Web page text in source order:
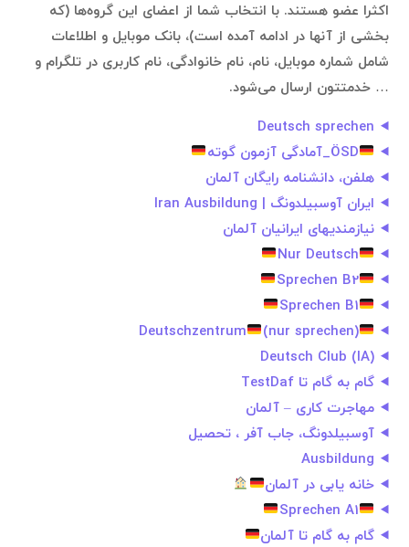
اکثرا عضو هستند. با انتخاب شما از اعضای این گروه‌ها (که
بخشی از آنها در ادامه آمده است)، بانک موبایل و اطلاعات
شامل شماره موبایل، نام، نام خانوادگی، نام کاربری در تلگرام و
… خدمتتون ارسال می‌شود.
Deutsch sprechen
ÖSD_آمادگی آزمون گوته
هلفن، دانشنامه رایگان آلمان
ایران آوسبیلدونگ | Iran Ausbildung
نیازمندیهای ایرانیان آلمان
Nur Deutsch
Sprechen B2
Sprechen B1
Deutschzentrum
(nur sprechen)
(IA) Deutsch Club
گام به گام تا TestDaf
مهاجرت کاری – آلمان
آوسبیلدونگ، جاب آفر ، تحصیل
Ausbildung
خانه یابی در آلمان
Sprechen A1
گام به گام تا آلمان